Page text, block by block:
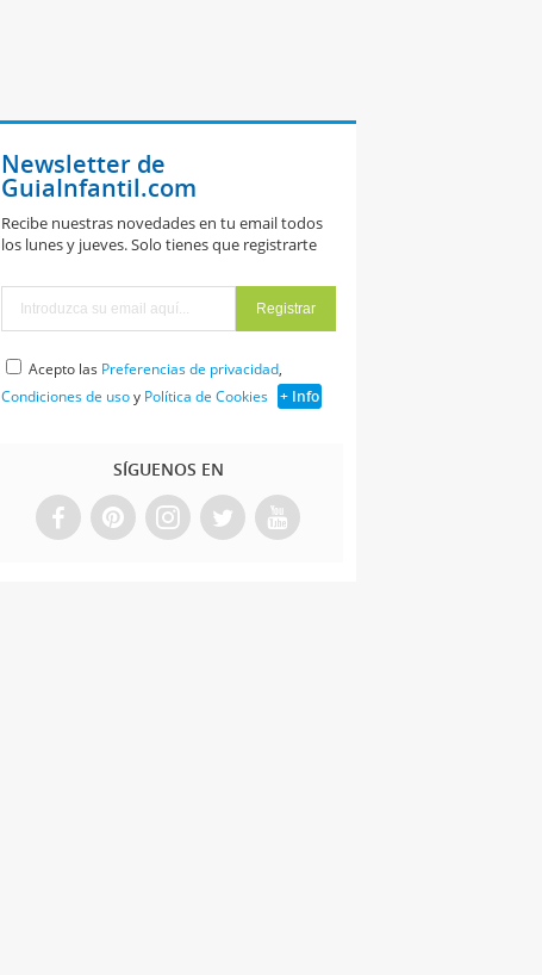
Newsletter de
GuiaInfantil.com
Recibe nuestras novedades en tu email todos
los lunes y jueves. Solo tienes que registrarte
Acepto las Preferencias de privacidad,
Condiciones de usoy Política de Cookies + Info
SÍGUENOS EN